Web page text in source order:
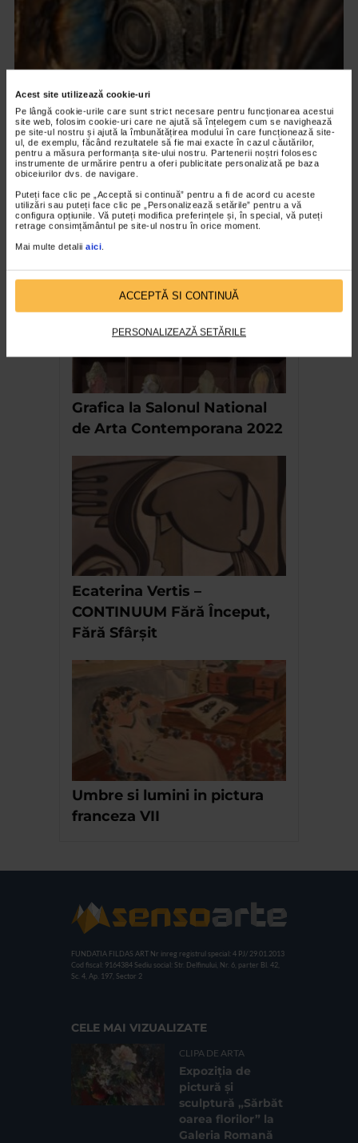
Acest site utilizează cookie-uri
Pe lângă cookie-urile care sunt strict necesare pentru funcționarea acestui
site web, folosim cookie-uri care ne ajută să înțelegem cum se navighează
pe site-ul nostru și ajută la îmbunătățirea modului în care funcționează site-
ul, de exemplu, făcând rezultatele să fie mai exacte în cazul căutărilor,
pentru a măsura performanța site-ului nostru. Partenerii noștri folosesc
instrumente de urmărire pentru a oferi publicitate personalizată pe baza
obiceiurilor dvs. de navigare.
Puteți face clic pe „Acceptă si continuă” pentru a fi de acord cu aceste
utilizări sau puteți face clic pe „Personalizează setările” pentru a vă
configura opțiunile. Vă puteți modifica preferințele și, în special, vă puteți
retrage consimțământul pe site-ul nostru în orice moment.
Mai multe detalii aici
ACCEPTĂ SI CONTINUĂ
PERSONALIZEAZĂ SETĂRILE
CLIPA DE ARTA
ARTS and ARTISTS. Anca Coller – “Cenușa
Memorie”
154 vizualizari
Grafica la Salonul National
de Arta Contemporana 2022
Ecaterina Vertis –
CONTINUUM Fără Început,
Fără Sfârșit
Umbre si lumini in pictura
franceza VII
FUNDATIA FILDAS ART Nr inreg registrul special: 4 PJ/ 29.01.2013
Cod fiscal: 9164384 Sediu social: Str. Delfinului, Nr. 6, parter Bl. 42,
Sc. 4, Ap. 197, Sector 2
CELE MAI VIZUALIZATE
CLIPA DE ARTA
Expoziția de
pictură și
sculptură „Sărbăt
oarea florilor” la
Galeria Romană